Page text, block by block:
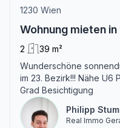
1230 Wien
Wohnung mieten in
2
39 m²
Wunderschöne
im 23. Bezirk!!! Nähe U6
Grad Besichtigung
Philipp
Real Immo